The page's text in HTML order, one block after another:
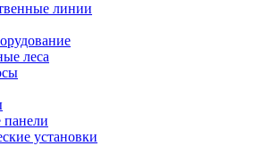
линии
леса
установки